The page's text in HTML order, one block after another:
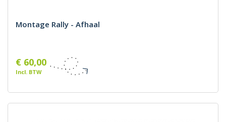
Montage Rally - Afhaal
€ 60,00
Incl. BTW